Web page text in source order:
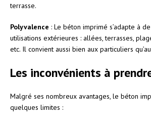
terrasse.
Polyvalence : Le béton imprimé s’adapte à
utilisations extérieures : allées, terrasses,
etc. Il convient aussi bien aux particuliers
Les inconvénients à
Malgré ses nombreux avantages, le béton
quelques limites :